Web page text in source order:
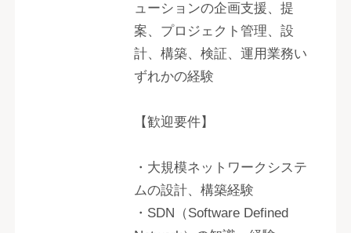
ューションの企画支援、提
案、プロジェクト管理、設
計、構築、検証、運用業務い
ずれかの経験
【歓迎要件】
・大規模ネットワークシステ
ムの設計、構築経験
・SDN（Software Defined